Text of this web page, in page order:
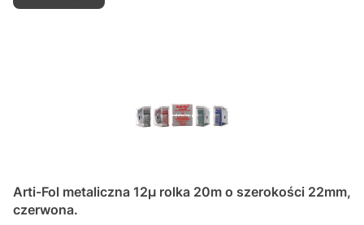
Arti-Fol metaliczna 12µ rolka 20m o szerokości 22mm,
czerwona.